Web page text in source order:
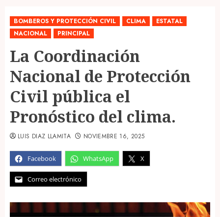
BOMBEROS Y PROTECCIÓN CIVIL CLIMA
ESTATAL
NACIONAL
PRINCIPAL
La Coordinación
Nacional de Protección
Civil pública el
Pronóstico del clima.
Facebook WhatsApp X
Correo electrónico
LUIS DIAZ LLAMITA NOVIEMBRE 16, 2025